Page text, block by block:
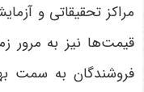
مراکز تحقیقاتی و
قیمت‌ها نیز به مرور
فروشندگان به سمت